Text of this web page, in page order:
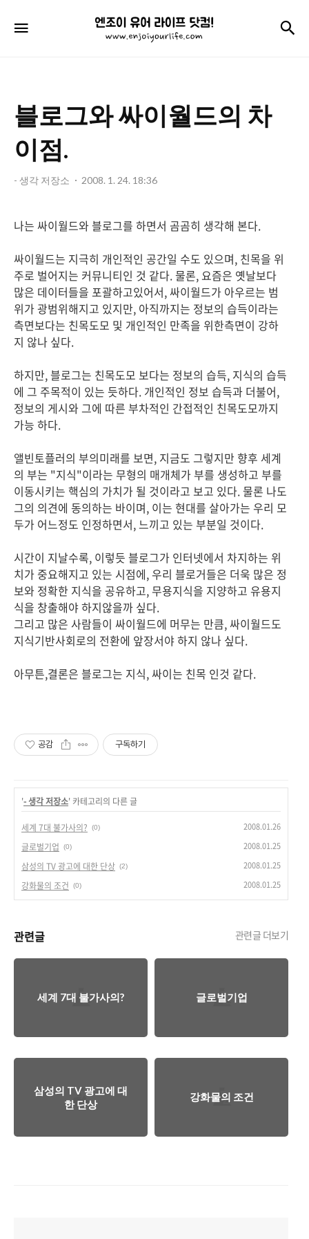
엔
조
어
프
닷
컴!
블로그와 싸이월드의 차
이점.
- 생각 저장소 2008. 1. 24. 18:36
나는 싸이월드와 블로그를 하면서 곰곰히 생각해 본다.
싸이월드는 지극히 개인적인 공간일 수도 있으며, 친목을 위
주로 벌어지는 커뮤니티인 것 같다. 물론, 요즘은 옛날보다
많은 데이터들을 포괄하고있어서, 싸이월드가 아우르는 범
위가 광범위해지고 있지만, 아직까지는 정보의 습득이라는
측면보다는 친목도모 및 개인적인 만족을 위한측면이 강하
지 않나 싶다.
하지만, 블로그는 친목도모 보다는 정보의 습득, 지식의 습득
에 그 주목적이 있는 듯하다. 개인적인 정보 습득과 더불어,
정보의 게시와 그에 따른 부차적인 간접적인 친목도모까지
가능 하다.
앨빈토플러의 부의미래를 보면, 지금도 그렇지만 향후 세계
의 부는 "지식"이라는 무형의 매개체가 부를 생성하고 부를
이동시키는 핵심의 가치가 될 것이라고 보고 있다. 물론 나도
그의 의견에 동의하는 바이며, 이는 현대를 살아가는 우리 모
두가 어느정도 인정하면서, 느끼고 있는 부분일 것이다.
시간이 지날수록, 이렇듯 블로그가 인터넷에서 차지하는 위
치가 중요해지고 있는 시점에, 우리 블로거들은 더욱 많은 정
보와 정확한 지식을 공유하고, 무용지식을 지양하고 유용지
식을 창출해야 하지않을까 싶다.
그리고 많은 사람들이 싸이월드에 머무는 만큼, 싸이월드도
지식기반사회로의 전환에 앞장서야 하지 않나 싶다.
아무튼,결론은 블로그는 지식, 싸이는 친목 인것 같다.
공감 구독하기
'- 생각 저장소' 카테고리의 다른 글
세계 7대 불가사의? (0) 2008.01.26
글로벌기업 (0) 2008.01.25
삼성의 TV 광고에 대한 단상 (2) 2008.01.25
강화물의 조건 (0) 2008.01.25
관련글 관련글 더보기
세계 7대 불가사의? 글로벌기업
삼성의 TV 광고에 대
한 단상
강화물의 조건